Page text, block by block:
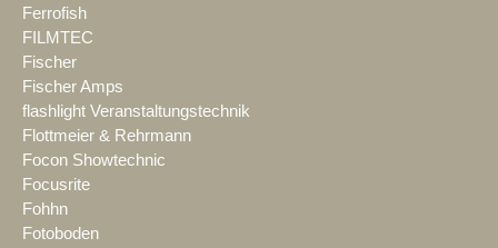
Ferrofish
FILMTEC
Fischer
Fischer Amps
flashlight Veranstaltungstechnik
Flottmeier & Rehrmann
Focon Showtechnic
Focusrite
Fohhn
Fotoboden